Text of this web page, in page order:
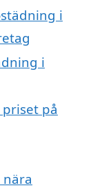
i
i
på